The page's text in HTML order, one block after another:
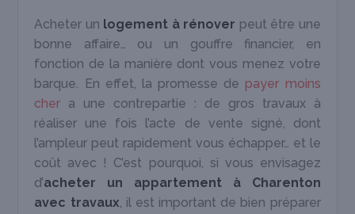
Acheter un logement à rénover peut être une
bonne affaire… ou un gouffre financier, en
fonction de la manière dont vous menez votre
barque. En effet, la promesse de payer moins
cher a une contrepartie : de gros travaux à
réaliser une fois l’acte de vente signé, dont
l’ampleur peut rapidement vous échapper… et le
coût avec ! C’est pourquoi, si vous envisagez
d’acheter un appartement à Charenton
avec travaux, il est important de bien préparer